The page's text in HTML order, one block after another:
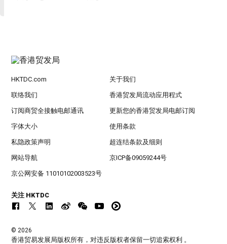
HKTDC.com 关于我们
联络我们 香港贸发局流动应用程式
订阅商贸全接触电邮通讯 更新您的香港贸发局电邮订阅
字体大小 使用条款
私隐政策声明 超连结条款及细则
网站导航 京ICP备09059244号
京公网安备 11010102003523号
关注 HKTDC
© 2026
香港贸易发展局版权所有，对违反版权者保留一切追索权利 。